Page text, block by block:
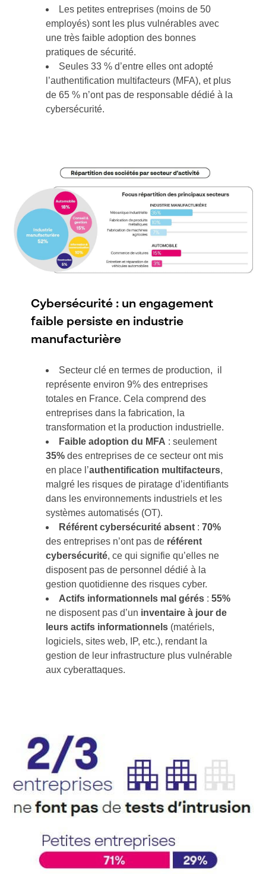
Les petites entreprises (moins de 50
employés) sont les plus vulnérables avec
une très faible adoption des bonnes
pratiques de sécurité.
Seules 33 % d’entre elles ont adopté
l’authentification multifacteurs (MFA), et plus
de 65 % n’ont pas de responsable dédié à la
cybersécurité.
Cybersécurité : un engagement
faible persiste en industrie
manufacturière
Secteur clé en termes de production, il
représente environ 9% des entreprises
totales en France. Cela comprend des
entreprises dans la fabrication, la
transformation et la production industrielle.
Faible adoption du MFA : seulement
35% des entreprises de ce secteur ont mis
en place l’authentification multifacteurs,
malgré les risques de piratage d’identifiants
dans les environnements industriels et les
systèmes automatisés (OT).
Référent cybersécurité absent : 70%
des entreprises n’ont pas de référent
cybersécurité, ce qui signifie qu’elles ne
disposent pas de personnel dédié à la
gestion quotidienne des risques cyber.
Actifs informationnels mal gérés : 55%
ne disposent pas d’un inventaire à jour de
leurs actifs informationnels (matériels,
logiciels, sites web, IP, etc.), rendant la
gestion de leur infrastructure plus vulnérable
aux cyberattaques.